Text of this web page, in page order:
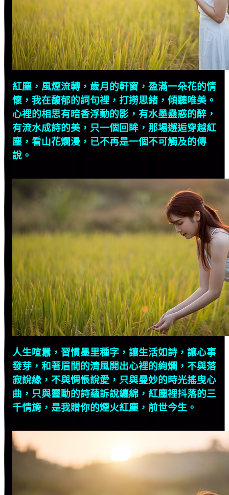
紅塵，風煙流轉，歲月的軒窗，盈滿一朵花的情
懷，我在馥郁的詞句裡，打撈思緒，傾聽唯美。
心裡的相思有暗香浮動的影，有水墨蠱惑的醉，
有流水成詩的美，只一個回眸，那場邂逅穿越紅
塵，看山花爛漫，已不再是一個不可觸及的傳
說。
人生喧囂，習慣墨里種字，讓生活如詩，讓心事
發芽，和著眉間的清風開出心裡的絢爛，不與落
寂說緣，不與惆悵說愛，只與曼妙的時光搖曳心
曲，只與靈動的詩蘊訴說纏綿，紅塵裡抖落的三
千情旖，是我贈你的煙火紅塵，前世今生。